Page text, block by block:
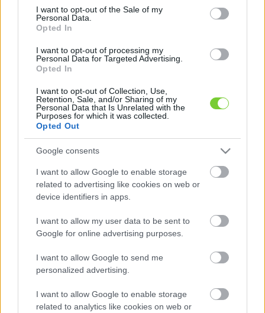
consent section.
I want to opt-out of the Sale of my
Personal Data.
Opted In
I want to opt-out of processing my
Personal Data for Targeted Advertising.
Opted In
I want to opt-out of Collection, Use,
Retention, Sale, and/or Sharing of my
Personal Data that Is Unrelated with the
Purposes for which it was collected.
Opted Out
Google consents
I want to allow Google to enable storage
related to advertising like cookies on web or
device identifiers in apps.
I want to allow my user data to be sent to
Google for online advertising purposes.
I want to allow Google to send me
personalized advertising.
I want to allow Google to enable storage
related to analytics like cookies on web or
MI A FAISKOLA.HU?
143
14
13
10
16
12
7
8
6
2
3
9
14
4
2
143
14
13
10
16
12
7
6
3
14
2